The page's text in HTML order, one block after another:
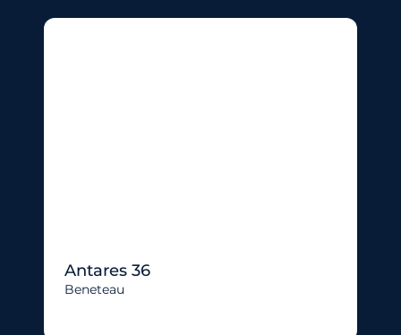
Antares 36
Beneteau